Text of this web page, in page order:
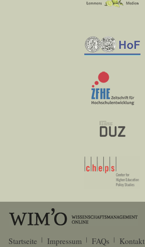
Startseite Impressum FAQs Kontakt